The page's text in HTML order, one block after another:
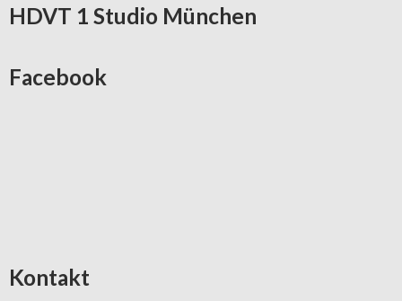
HDVT 1 Studio München
Facebook
Kontakt